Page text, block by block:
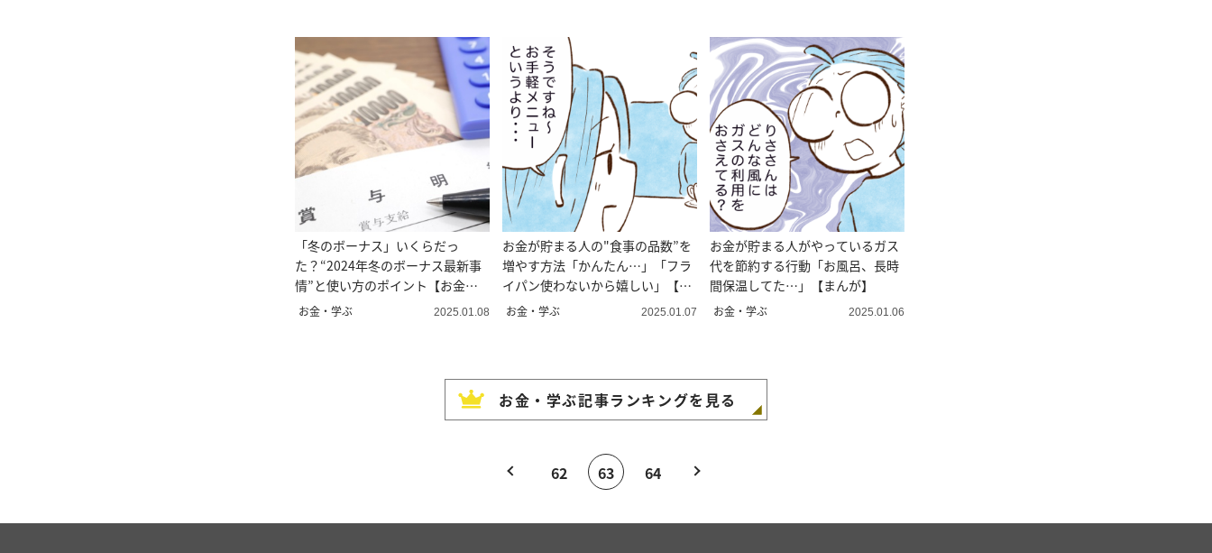
「冬のボーナス」いくらだっ
た？“2024年冬のボーナス最新事
情”と使い方のポイント【お金の
プロ解説】
お金・学ぶ 2025.01.08
お金が貯まる人の"食事の品数”を
増やす方法「かんたん…」「フラ
イパン使わないから嬉しい」【ま
んが】
お金・学ぶ 2025.01.07
お金が貯まる人がやっているガス
代を節約する行動「お風呂、長時
間保温してた…」【まんが】
お金・学ぶ 2025.01.06
お金・学ぶ記事ランキングを見る
62 63 64